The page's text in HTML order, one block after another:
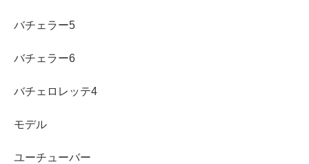
バチェラー5
バチェラー6
バチェロレッテ4
モデル
ユーチューバー